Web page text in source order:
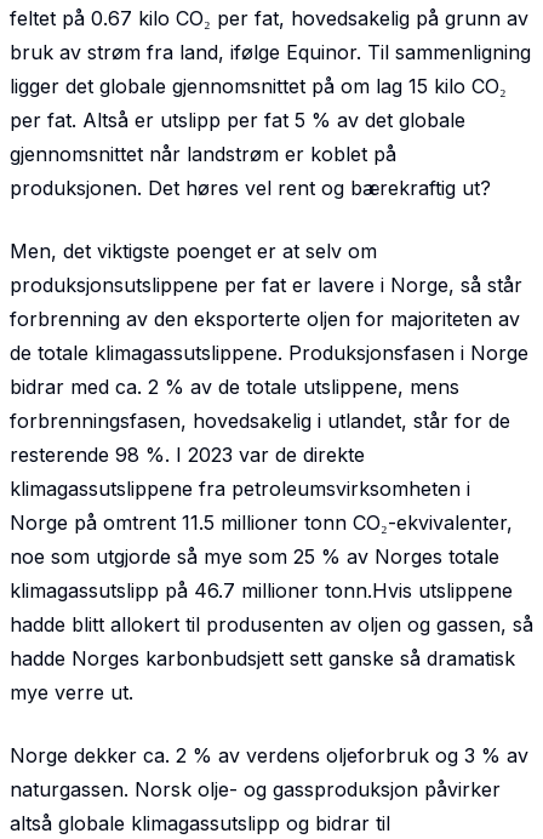
feltet på 0.67 kilo CO₂ per fat, hovedsakelig på grunn av
bruk av strøm fra land, ifølge Equinor. Til sammenligning
ligger det globale gjennomsnittet på om lag 15 kilo CO₂
per fat. Altså er utslipp per fat 5 % av det globale
gjennomsnittet når landstrøm er koblet på
produksjonen. Det høres vel rent og bærekraftig ut?
Men, det viktigste poenget er at selv om
produksjonsutslippene per fat er lavere i Norge, så står
forbrenning av den eksporterte oljen for majoriteten av
de totale klimagassutslippene. Produksjons­fasen i Norge
bidrar med ca. 2 % av de totale utslippene, mens
forbrenningsfasen, hovedsakelig i utlandet, står for de
resterende 98 %. I 2023 var de direkte
klimagassutslippene fra petroleums­virksomheten i
Norge på omtrent 11.5 millioner tonn CO₂-ekvivalenter,
noe som utgjorde så mye som 25 % av Norges totale
klimagassutslipp på 46.7 millioner tonn.Hvis utslippene
hadde blitt allokert til produsenten av oljen og gassen, så
hadde Norges karbonbudsjett sett ganske så dramatisk
mye verre ut.
Norge dekker ca. 2 % av verdens oljeforbruk og 3 % av
naturgassen. Norsk olje- og gassproduksjon påvirker
altså globale klimagassutslipp og bidrar til